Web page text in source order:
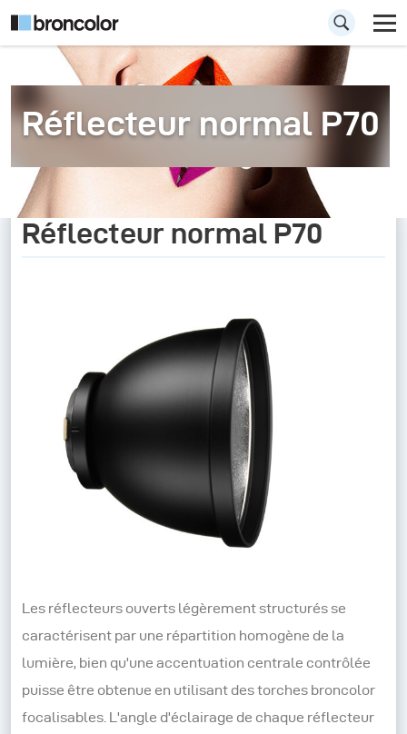
Réflecteur normal P70
Réflecteur normal P70
Les réflecteurs ouverts légèrement structurés se
caractérisent par une répartition homogène de la
lumière, bien qu'une accentuation centrale contrôlée
puisse être obtenue en utilisant des torches broncolor
focalisables. L'angle d'éclairage de chaque réflecteur